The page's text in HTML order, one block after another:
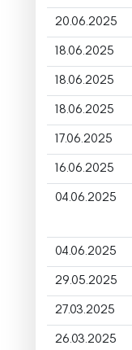
20.06.2025
18.06.2025
18.06.2025
18.06.2025
17.06.2025
16.06.2025
04.06.2025
04.06.2025
29.05.2025
27.03.2025
26.03.2025